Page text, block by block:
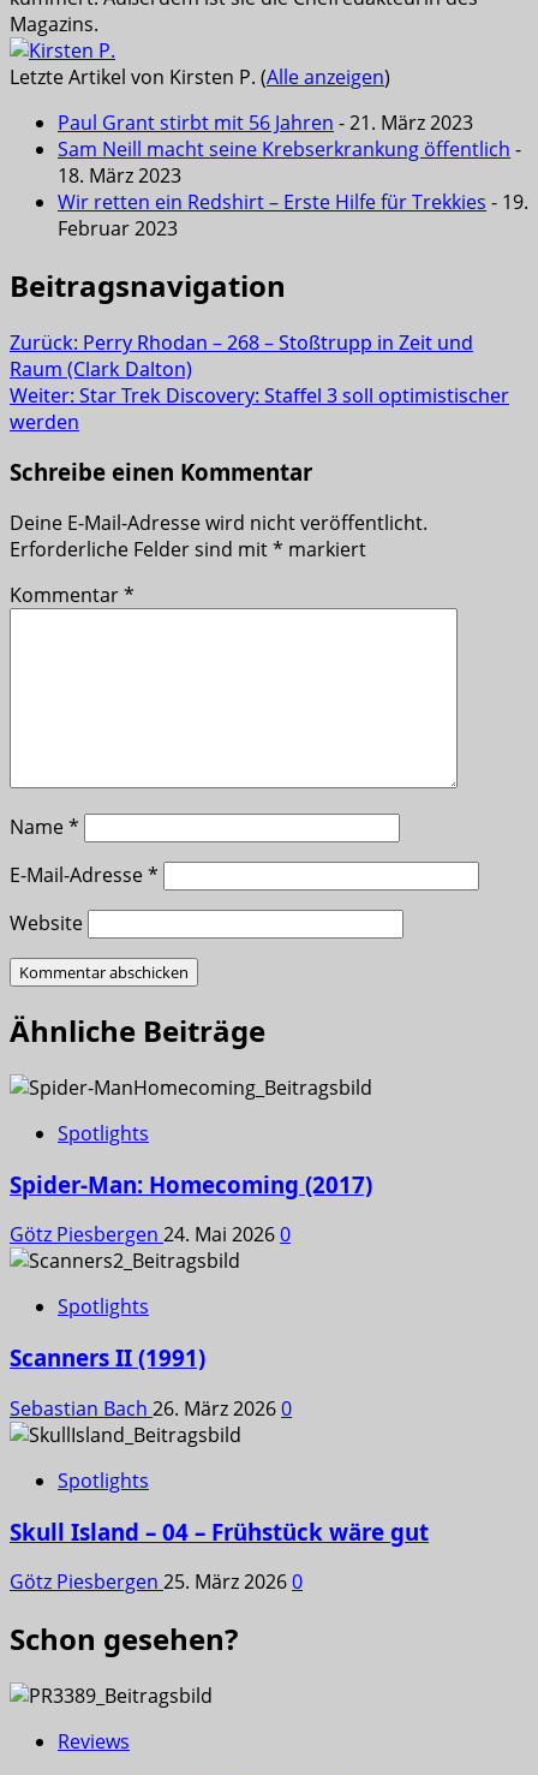
Magazins.
Letzte Artikel von Kirsten P. (Alle anzeigen)
Paul Grant stirbt mit 56 Jahren - 21. März 2023
Sam Neill macht seine Krebserkrankung öffentlich -
18. März 2023
Wir retten ein Redshirt – Erste Hilfe für Trekkies - 19.
Februar 2023
Beitragsnavigation
Zurück: Perry Rhodan – 268 – Stoßtrupp in Zeit und
Raum (Clark Dalton)
Weiter: Star Trek Discovery: Staffel 3 soll optimistischer
werden
Schreibe einen Kommentar
Deine E-Mail-Adresse wird nicht veröffentlicht.
Erforderliche Felder sind mit* markiert
Kommentar*
Name*
E-Mail-Adresse*
Website
Ähnliche Beiträge
Spotlights
Spider-Man: Homecoming (2017)
Götz Piesbergen 24. Mai 20260
Spotlights
Scanners II (1991)
Sebastian Bach 26. März 20260
Spotlights
Skull Island – 04 – Frühstück wäre gut
Götz Piesbergen 25. März 20260
Schon gesehen?
Reviews